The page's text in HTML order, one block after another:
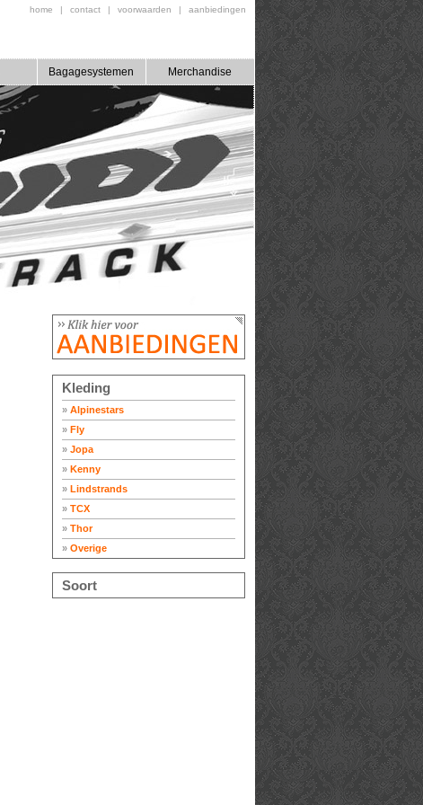
home | contact | voorwaarden | aanbiedingen
Bagagesystemen Merchandise
Kleding
» Alpinestars
» Fly
» Jopa
» Kenny
» Lindstrands
» TCX
» Thor
» Overige
Soort